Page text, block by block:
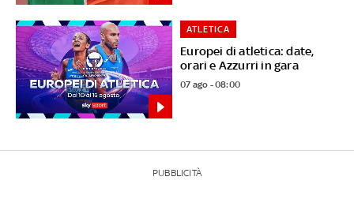
Europei di atletica: date,
orari e Azzurri in gara
ATLETICA
07 ago - 08:00
PUBBLICITÀ